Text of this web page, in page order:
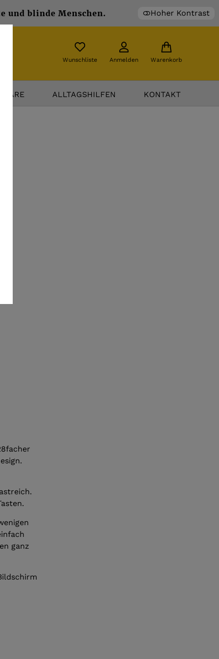
und blinde Menschen. Hoher Kontrast
Wunschliste Anmelden Warenkorb
ALLTAGSHILFEN KONTAKT
ganz